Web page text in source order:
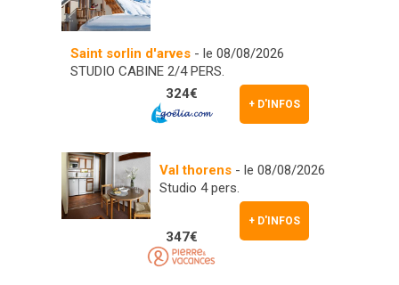
Saint sorlin d'arves- le 08/08/2026
STUDIO CABINE 2/4 PERS.
+ D'INFOS
324€
Val thorens- le 08/08/2026
Studio 4 pers.
+ D'INFOS
347€